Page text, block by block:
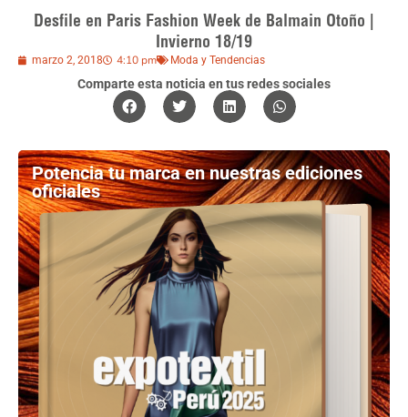
Desfile en Paris Fashion Week de Balmain Otoño |
Invierno 18/19
marzo 2, 2018 4:10 pm Moda y Tendencias
Comparte esta noticia en tus redes sociales
Potencia tu marca en nuestras ediciones
oficiales